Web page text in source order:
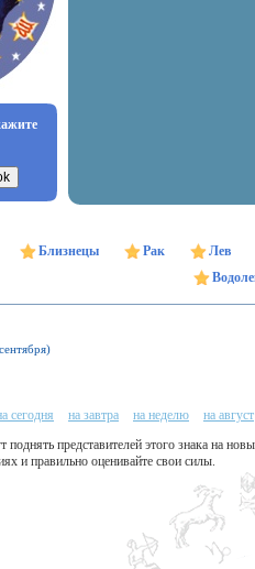
Близнецы Рак Лев
сегодня на завтра на неделю на август
представителей этого знака на
и правильно оценивайте свои силы.